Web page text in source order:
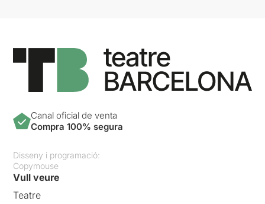
Canal oficial de venta
Compra 100% segura
Disseny i programació:
Copymouse
Vull veure
Teatre